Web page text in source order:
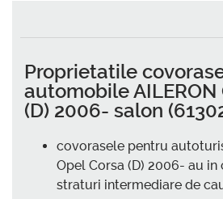
Proprietatile
automobile AILERON
(D) 2006- salon
covorasele pentru
Opel Corsa (D) 2006- au
straturi intermediare de